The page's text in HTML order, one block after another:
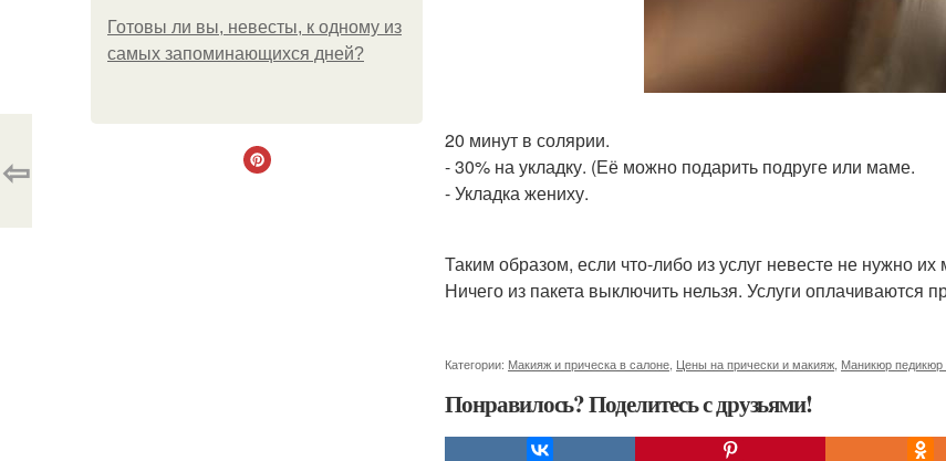
Готовы ли вы, невесты, к одному из
самых запоминающихся дней?
20 минут в солярии.
- 30% на укладку. (Её можно подарить подруге или маме.
- Укладка жениху.
Таким образом, если что-либо из услуг невесте не нужно
Ничего из пакета выключить нельзя. Услуги оплачиваются
Категории: Макияж и прическа в салоне Цены на прически и макияж Маникюр педикюр
Понравилось? Поделитесь с друзьями!
⇦